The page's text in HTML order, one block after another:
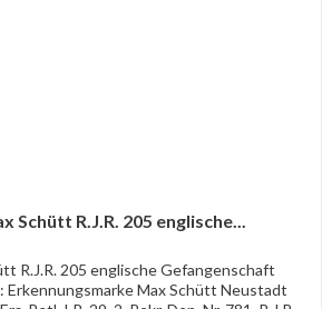
Schütt R.J.R. 205 englische...
R.J.R. 205 englische Gefangenschaft
Max Schütt Neustadt